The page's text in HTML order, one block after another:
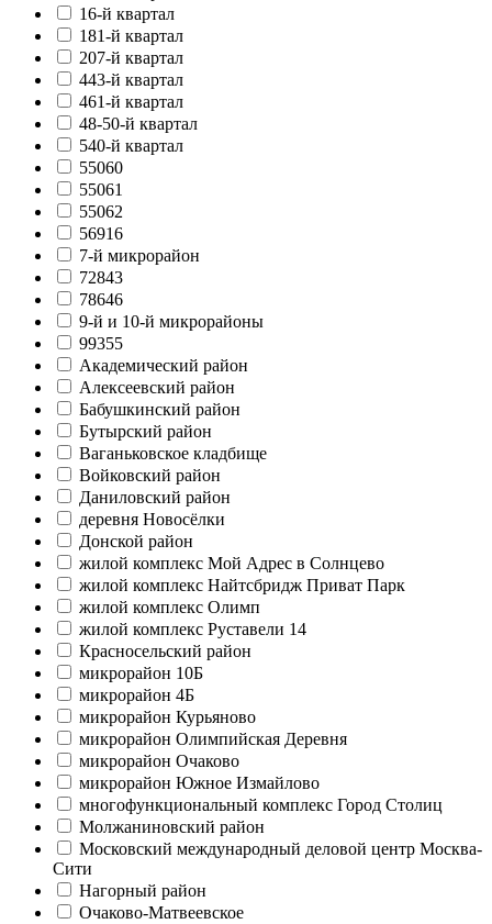
16-й квартал
181-й квартал
207-й квартал
443-й квартал
461-й квартал
48-50-й квартал
540-й квартал
55060
55061
55062
56916
7-й микрорайон
72843
78646
9-й и 10-й микрорайоны
99355
Академический район
Алексеевский район
Бабушкинский район
Бутырский район
Ваганьковское кладбище
Войковский район
Даниловский район
деревня Новосёлки
Донской район
жилой комплекс Мой Адрес в Солнцево
жилой комплекс Найтсбридж Приват Парк
жилой комплекс Олимп
жилой комплекс Руставели 14
Красносельский район
микрорайон 10Б
микрорайон 4Б
микрорайон Курьяново
микрорайон Олимпийская Деревня
микрорайон Очаково
микрорайон Южное Измайлово
многофункциональный комплекс Город Столиц
Молжаниновский район
Московский международный деловой центр Москва-
Сити
Нагорный район
Очаково-Матвеевское